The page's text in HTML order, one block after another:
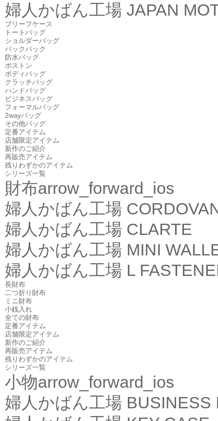
婦人かばん工場 JAPAN
ブリーフケース
トートバッグ
ショルダーバッグ
バックパック
防水バッグ
ボストン
ボディバッグ
クラッチバッグ
ハンドバッグ
ビジネスバッグ
フォーマルバッグ
2wayバッグ
その他バッグ
定番アイテム
店舗限定アイテム
新作のご紹介
再販売アイテム
残りわずかのアイテム
シリーズ一覧
財布arrow_forward_ios
婦人かばん工場
婦人かばん工場 CLARTE
婦人かばん工場 MINI
婦人かばん工場 L
長財布
二つ折り財布
ミニ財布
小銭入れ
全ての財布
定番アイテム
店舗限定アイテム
新作のご紹介
再販売アイテム
残りわずかのアイテム
シリーズ一覧
小物arrow_forward_ios
婦人かばん工場 BUSINESS